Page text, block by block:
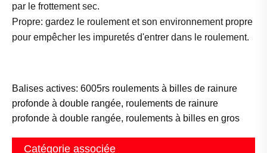
par le frottement sec.
Propre: gardez le roulement et son environnement propre
pour empêcher les impuretés d'entrer dans le roulement.
Balises actives: 6005rs roulements à billes de rainure
profonde à double rangée, roulements de rainure
profonde à double rangée, roulements à billes en gros
Catégorie associée